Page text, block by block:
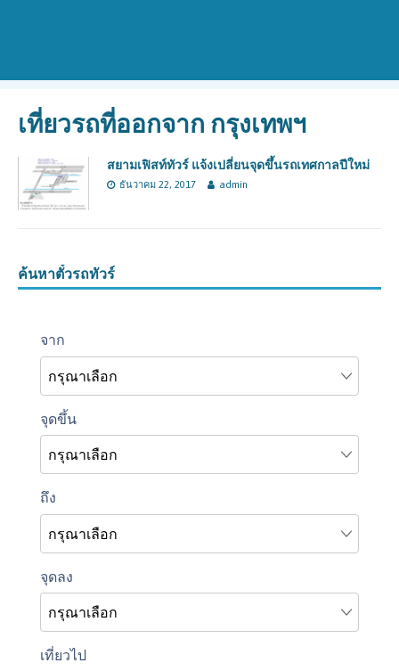
เที่ยวรถที่ออกจาก กรุงเทพฯ
สยามเฟิสท์ทัวร์ แจ้งเปลี่ยนจุดขึ้นรถเทศกาลปีใหม่
ธันวาคม 22, 2017 admin
ค้นหาตั๋วรถทัวร์